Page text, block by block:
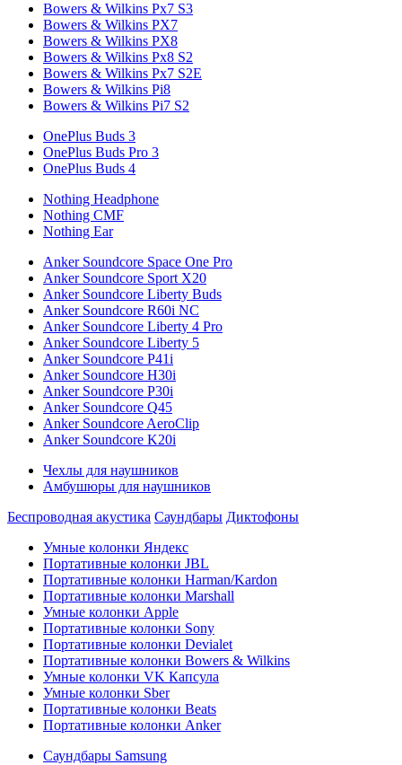
Bowers & Wilkins Px7 S3
Bowers & Wilkins PX7
Bowers & Wilkins PX8
Bowers & Wilkins Px8 S2
Bowers & Wilkins Px7 S2E
Bowers & Wilkins Pi8
Bowers & Wilkins Pi7 S2
OnePlus Buds 3
OnePlus Buds Pro 3
OnePlus Buds 4
Nothing Headphone
Nothing CMF
Nothing Ear
Anker Soundcore Space One Pro
Anker Soundcore Sport X20
Anker Soundcore Liberty Buds
Anker Soundcore R60i NC
Anker Soundcore Liberty 4 Pro
Anker Soundcore Liberty 5
Anker Soundcore P41i
Anker Soundcore H30i
Anker Soundcore P30i
Anker Soundcore Q45
Anker Soundcore AeroClip
Anker Soundcore K20i
Чехлы для наушников
Амбушюры для наушников
Беспроводная акустика Саундбары Диктофоны
Умные колонки Яндекс
Портативные колонки JBL
Портативные колонки Harman/Kardon
Портативные колонки Marshall
Умные колонки Apple
Портативные колонки Sony
Портативные колонки Devialet
Портативные колонки Bowers & Wilkins
Умные колонки VK Капсула
Умные колонки Sber
Портативные колонки Beats
Портативные колонки Anker
Саундбары Samsung